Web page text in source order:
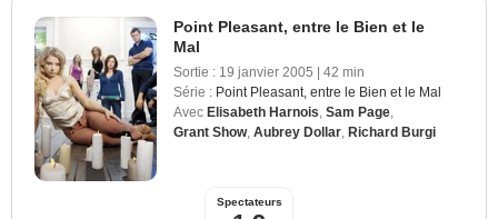
Point Pleasant, entre le Bien et le
Mal
Sortie : 19 janvier 2005 | 42 min
Série : Point Pleasant, entre le Bien et le Mal
Avec Elisabeth Harnois Sam Page
Grant Show, Aubrey Dollar Richard Burgi
Spectateurs